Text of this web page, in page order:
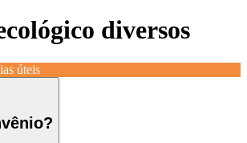
diversos
úteis